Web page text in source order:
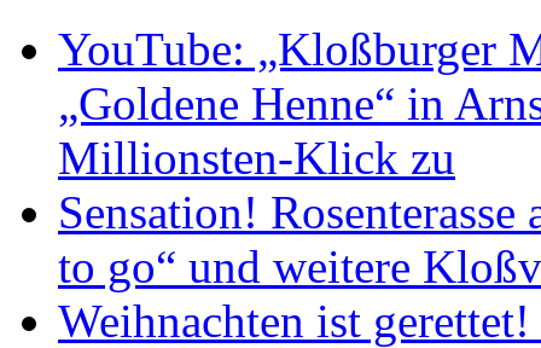
YouTube: „Kloßburger
„Goldene Henne“ in
Millionsten-Klick zu
Sensation!
to go“ und weitere
Weihnachten ist